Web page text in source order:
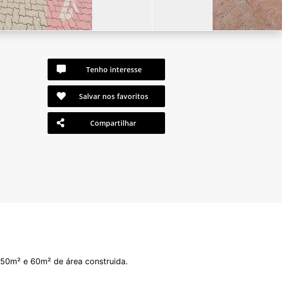
Tenho interesse
Salvar nos favoritos
Compartilhar